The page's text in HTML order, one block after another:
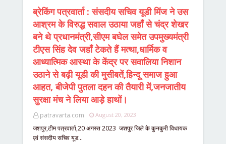
ब्रेकिंग पत्रवार्ता : संसदीय सचिव यूडी मिंज ने उस
आश्रम के विरुद्ध सवाल उठाया जहाँ से चंद्र शेखर
बने थे प्रधानमंत्री,सीएम बघेल समेत उपमुख्यमंत्री
टीएस सिंह देव जहाँ टेकते हैं मत्था,धार्मिक व
आध्यात्मिक आस्था के केंद्र पर सवालिया निशान
उठाने से बढ़ी यूडी की मुसीबतें,हिन्दू समाज हुआ
आहत, बीजेपी पुतला दहन की तैयारी में,जनजातीय
सुरक्षा मंच ने लिया आड़े हाथों।
patravarta.com August 20, 2023
जशपुर,टीम पत्रवार्ता,20 अगस्त 2023 जशपुर जिले के कुनकुरी विधायक
एवं संसदीय सचिव यूड…